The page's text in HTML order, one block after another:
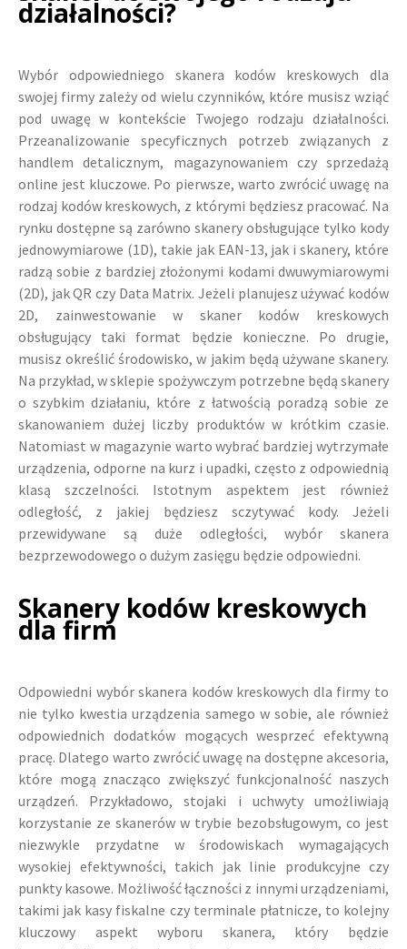
działalności?
Wybór odpowiedniego skanera kodów kreskowych dla
swojej firmy zależy od wielu czynników, które musisz wziąć
pod uwagę w kontekście Twojego rodzaju działalności.
Przeanalizowanie specyficznych potrzeb związanych z
handlem detalicznym, magazynowaniem czy sprzedażą
online jest kluczowe. Po pierwsze, warto zwrócić uwagę na
rodzaj kodów kreskowych, z którymi będziesz pracować. Na
rynku dostępne są zarówno skanery obsługujące tylko kody
jednowymiarowe (1D), takie jak EAN-13, jak i skanery, które
radzą sobie z bardziej złożonymi kodami dwuwymiarowymi
(2D), jak QR czy Data Matrix. Jeżeli planujesz używać kodów
2D, zainwestowanie w skaner kodów kreskowych
obsługujący taki format będzie konieczne. Po drugie,
musisz określić środowisko, w jakim będą używane skanery.
Na przykład, w sklepie spożywczym potrzebne będą skanery
o szybkim działaniu, które z łatwością poradzą sobie ze
skanowaniem dużej liczby produktów w krótkim czasie.
Natomiast w magazynie warto wybrać bardziej wytrzymałe
urządzenia, odporne na kurz i upadki, często z odpowiednią
klasą szczelności. Istotnym aspektem jest również
odległość, z jakiej będziesz sczytywać kody. Jeżeli
przewidywane są duże odległości, wybór skanera
bezprzewodowego o dużym zasięgu będzie odpowiedni.
Skanery kodów kreskowych
dla firm
Odpowiedni wybór skanera kodów kreskowych dla firmy to
nie tylko kwestia urządzenia samego w sobie, ale również
odpowiednich dodatków mogących wesprzeć efektywną
pracę. Dlatego warto zwrócić uwagę na dostępne akcesoria,
które mogą znacząco zwiększyć funkcjonalność naszych
urządzeń. Przykładowo, stojaki i uchwyty umożliwiają
korzystanie ze skanerów w trybie bezobsługowym, co jest
niezwykle przydatne w środowiskach wymagających
wysokiej efektywności, takich jak linie produkcyjne czy
punkty kasowe. Możliwość łączności z innymi urządzeniami,
takimi jak kasy fiskalne czy terminale płatnicze, to kolejny
kluczowy aspekt wyboru skanera, który będzie